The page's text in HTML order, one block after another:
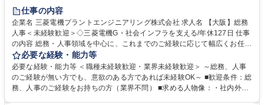
退職金あり
駅近5分以内
土日祝休み 服装自由 寮・社宅あり 食事補助あり
仕事の内容
企業名 三菱電機プラントエンジニアリング株式会社 求人名 【大阪】総務
人事＜未経験歓迎＞◇三菱電機G・社会インフラを支える/年休127日 仕事
の内容 総務・人事領域を中心に、これまでのご経験に応じて幅広くお任せ
します。 ＜具体的には＞ ・総務/人事労務（給与・社保・勤怠管理など）
・採用・教育研修 ・福利厚生運用 など ※基本的には事務所勤務ですが、
採用や教育等の業務内容により、関西圏以外への日帰り・宿泊を伴う国内
出張もございます。 ※担当業務を持ちつつ、お互いに助け合いながら、総
必要な経験・能力等
必要な経験・能力等 ＜職種未経験歓迎・業界未経験歓迎＞ ～総務、人事
のご経験が無い方でも、意欲のある方であれば未経験OK～ ■歓迎条件：総
務、人事のご経験をお持ちの方（業界不問） ■求める人物像：・社内外の